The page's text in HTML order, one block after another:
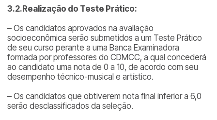
3.2.Realização do Teste Prático:
– Os candidatos aprovados na avaliação
socioeconômica serão submetidos a um Teste Prático
de seu curso perante a uma Banca Examinadora
formada por professores do CDMCC, a qual concederá
ao candidato uma nota de 0 a 10, de acordo com seu
desempenho técnico-musical e artístico.
– Os candidatos que obtiverem nota final inferior a 6,0
serão desclassificados da seleção.